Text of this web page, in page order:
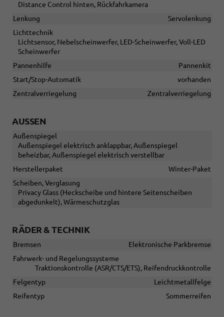
Distance Control hinten, Rückfahrkamera
Lenkung
Servolenkung
Lichttechnik
Lichtsensor, Nebelscheinwerfer, LED-Scheinwerfer, Voll-LED
Scheinwerfer
Pannenhilfe
Pannenkit
Start/Stop-Automatik
vorhanden
Zentralverriegelung
Zentralverriegelung
AUSSEN
Außenspiegel
Außenspiegel elektrisch anklappbar, Außenspiegel
beheizbar, Außenspiegel elektrisch verstellbar
Herstellerpaket
Winter-Paket
Scheiben, Verglasung
Privacy Glass (Heckscheibe und hintere Seitenscheiben
abgedunkelt), Wärmeschutzglas
RÄDER & TECHNIK
Bremsen
Elektronische Parkbremse
Fahrwerk- und Regelungssysteme
Traktionskontrolle (ASR/CTS/ETS), Reifendruckkontrolle
Felgentyp
Leichtmetallfelge
Reifentyp
Sommerreifen